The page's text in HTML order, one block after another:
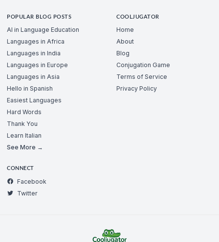
POPULAR BLOG POSTS
AI in Language Education
Languages in Africa
Languages in India
Languages in Europe
Languages in Asia
Hello in Spanish
Easiest Languages
Hard Words
Thank You
Learn Italian
See More →
COOLJUGATOR
Home
About
Blog
Conjugation Game
Terms of Service
Privacy Policy
CONNECT
Facebook
Twitter